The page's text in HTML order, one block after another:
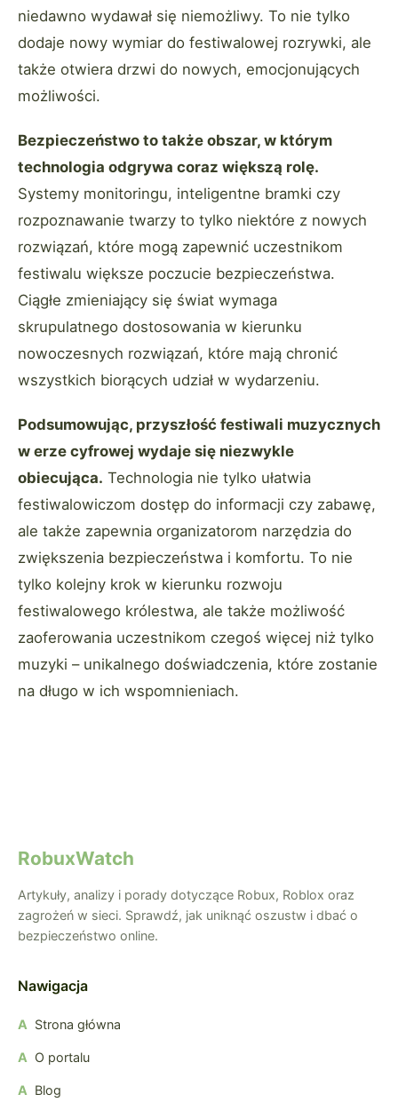
niedawno wydawał się niemożliwy. To nie tylko
dodaje nowy wymiar do festiwalowej rozrywki, ale
także otwiera drzwi do nowych, emocjonujących
możliwości.
Bezpieczeństwo to także obszar, w którym
technologia odgrywa coraz większą rolę.
Systemy monitoringu, inteligentne bramki czy
rozpoznawanie twarzy to tylko niektóre z nowych
rozwiązań, które mogą zapewnić uczestnikom
festiwalu większe poczucie bezpieczeństwa.
Ciągłe zmieniający się świat wymaga
skrupulatnego dostosowania w kierunku
nowoczesnych rozwiązań, które mają chronić
wszystkich biorących udział w wydarzeniu.
Podsumowując, przyszłość festiwali muzycznych
w erze cyfrowej wydaje się niezwykle
obiecująca. Technologia nie tylko ułatwia
festiwalowiczom dostęp do informacji czy zabawę,
ale także zapewnia organizatorom narzędzia do
zwiększenia bezpieczeństwa i komfortu. To nie
tylko kolejny krok w kierunku rozwoju
festiwalowego królestwa, ale także możliwość
zaoferowania uczestnikom czegoś więcej niż tylko
muzyki – unikalnego doświadczenia, które zostanie
na długo w ich wspomnieniach.
RobuxWatch
Artykuły, analizy i porady dotyczące Robux, Roblox oraz
zagrożeń w sieci. Sprawdź, jak uniknąć oszustw i dbać o
bezpieczeństwo online.
Nawigacja
Strona główna
O portalu
Blog